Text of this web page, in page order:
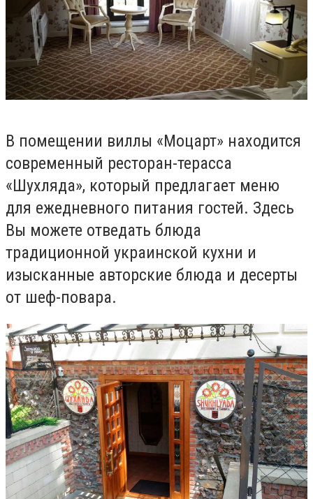
В помещении виллы «Моцарт» находится
современный ресторан-терасса
«Шухляда», который предлагает меню
для ежедневного питания гостей. Здесь
Вы можете отведать блюда
традиционной украинской кухни и
изысканные авторские блюда и десерты
от шеф-повара.